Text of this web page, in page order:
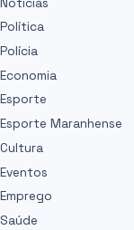
Política
Polícia
Economia
Esporte
Esporte Maranhense
Cultura
Eventos
Emprego
Saúde